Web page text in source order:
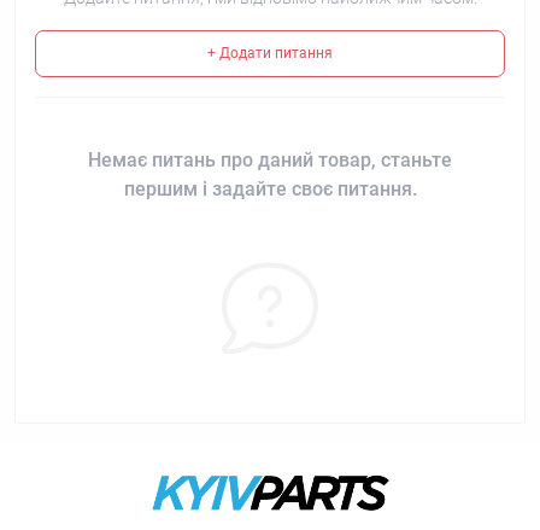
+ Додати питання
Немає питань про даний товар, станьте
першим і задайте своє питання.